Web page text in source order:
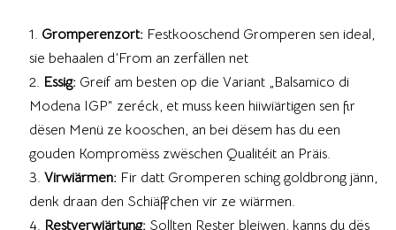
Gromperenzort:Festkooschend Gromperen sen ideal,
sie behaalen d’From an zerfällen net
Essig:Greif am besten op die Variant „Balsamico di
Modena IGP“ zeréck, et muss keen hiiwiärtigen sen fir
dësen Menü ze kooschen, an bei dësem has du een
gouden Kompromëss zwëschen Qualitéit an Präis.
Virwiärmen:Fir datt Gromperen sching goldbrong jänn,
denk draan den Schiäffchen vir ze wiärmen.
Restverwiärtung:Sollten Rester bleiwen, kanns du dës